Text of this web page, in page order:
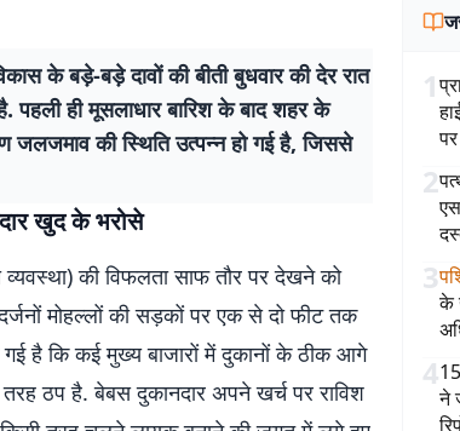
के बड़े-बड़े दावों की बीती बुधवार की देर रात
पहली ही मूसलाधार बारिश के बाद शहर के
जलजमाव की स्थिति उत्पन्न हो गई है, जिससे
खुद के भरोसे
की विफलता साफ तौर पर देखने को
मोहल्लों की सड़कों पर एक से दो फीट तक
गई है कि कई मुख्य बाजारों में दुकानों के ठीक आगे
ठप है. बेबस दुकानदार अपने खर्च पर राविश
1
2
3
के
4
ने